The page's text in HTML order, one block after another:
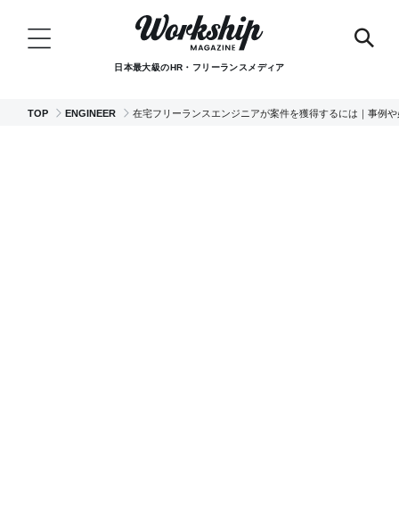
日本最大級のHR・フリーランスメディア
TOP ENGINEER 在宅フリーランスエンジニアが案件を獲得するには｜事例